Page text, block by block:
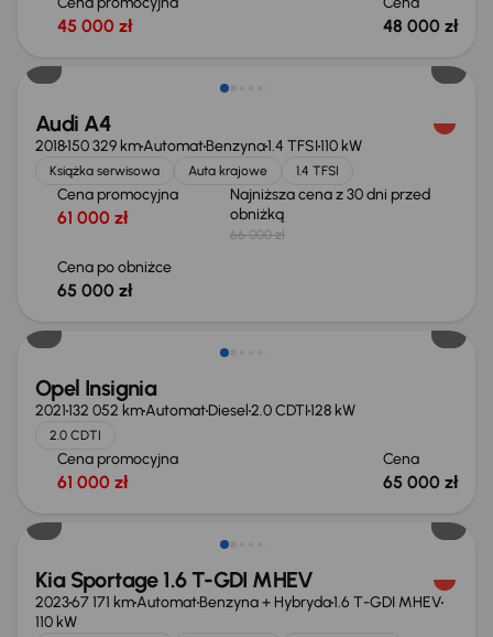
45 000 zł 48 000 zł
Taniej o 1 000 zł
Audi A4
2018150 329 kmAutomatBenzyna1.4 TFSI110 kW
Książka serwisowa Auta krajowe 1.4 TFSI
Cena promocyjna
61 000 zł
Najniższa cena z 30 dni przed
obniżką
66 000 zł
Cena po obniżce
65 000 zł
Opel Insignia
2021132 052 kmAutomatDiesel2.0 CDTI128 kW
2.0 CDTI
Cena promocyjna
61 000 zł
Cena
65 000 zł
Taniej o 1 000 zł
Kia Sportage 1.6 T-GDI MHEV
202367 171 kmAutomatBenzyna + Hybryda1.6 T-GDI MHEV
110 kW